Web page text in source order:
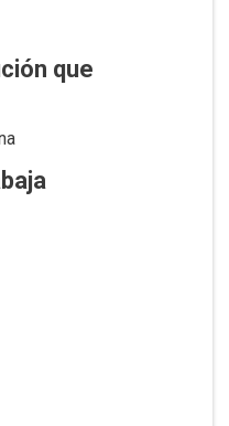
que